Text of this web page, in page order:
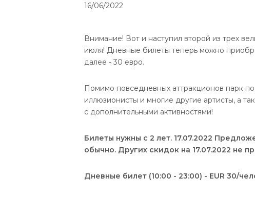
16/06/2022
Внимание! Вот и наступил второй из трех
июля! Дневные билеты теперь можно
далее - 30 евро.
Помимо повседневных аттракционов парк
иллюзионисты и многие другие артисты, а
с дополнительными активностями!
Билеты нужны с 2 лет. 17.07.2022
обычно. Других скидок на 17.07.2022 не
Дневные билет (10:00 - 23:00) - EUR 30/